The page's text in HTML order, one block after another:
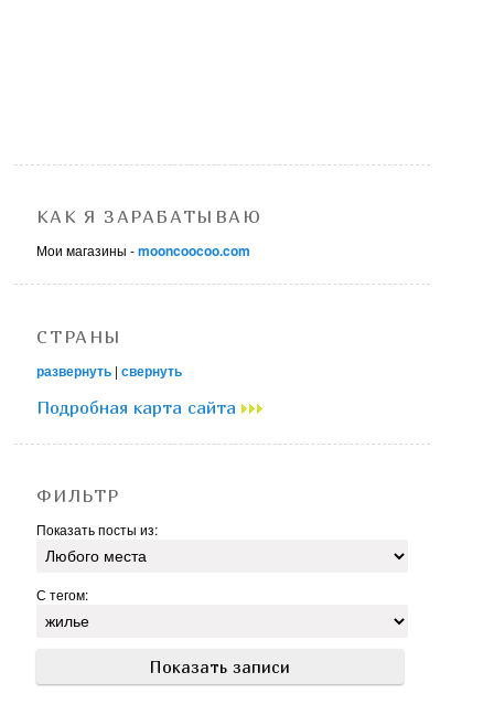
КАК Я ЗАРАБАТЫВАЮ
Мои магазины -mooncoocoo.com
СТРАНЫ
развернуть |свернуть
Подробная карта сайта
ФИЛЬТР
Показать посты из:
С тегом: